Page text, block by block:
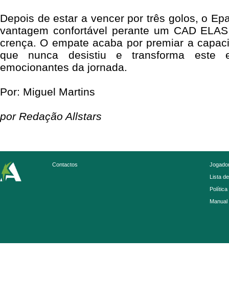
Depois de estar a vencer por três golos, o
vantagem confortável perante um CAD
crença. O empate acaba por premiar a
que nunca desistiu e transforma este
emocionantes da jornada.
Por: Miguel Martins
por Redação Allstars
Contactos
Lista
Política